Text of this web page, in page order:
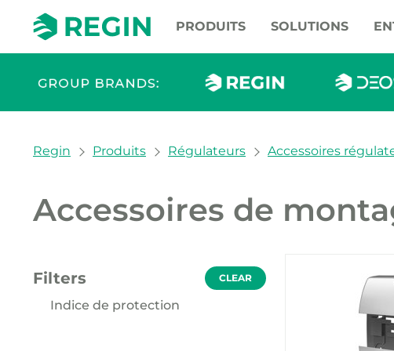
PRODUITS SOLUTIONS
You are here:
Regin Produits Régulateurs Accessoires
Accessoires de
Filters CLEAR
Indice de protection